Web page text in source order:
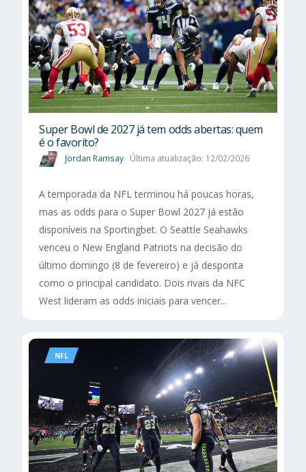
Super Bowl de 2027 já tem odds abertas: quem
é o favorito?
Jordan Ramsay Última atualização: 12/02/2026
A temporada da NFL terminou há poucas horas,
mas as odds para o Super Bowl 2027 já estão
disponíveis na Sportingbet. O Seattle Seahawks
venceu o New England Patriots na decisão do
último domingo (8 de fevereiro) e já desponta
como o principal candidato. Dois rivais da NFC
West lideram as odds iniciais para vencer...
NFL